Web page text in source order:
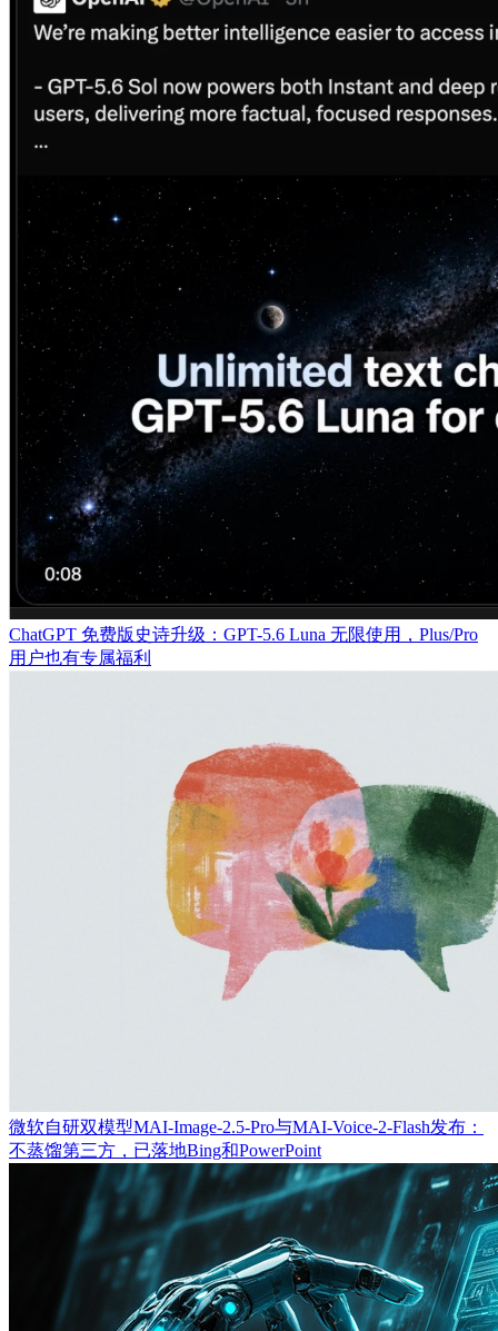
ChatGPT 免费版史诗升级：GPT-5.6 Luna 无限使用，Plus/Pro
用户也有专属福利
微软自研双模型MAI-Image-2.5-Pro与MAI-Voice-2-Flash发布：
不蒸馏第三方，已落地Bing和PowerPoint